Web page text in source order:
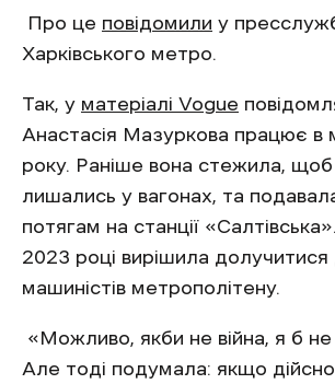
Про це повідомили у
Харківського метро.
Так, у матеріалі Vogue
Анастасія Мазуркова працює в
року. Раніше вона стежила,
лишались у вагонах, та
потягам на станції
2023 році вирішила
машиністів метрополітену.
«Можливо, якби не війна, я б
Але тоді подумала: якщо